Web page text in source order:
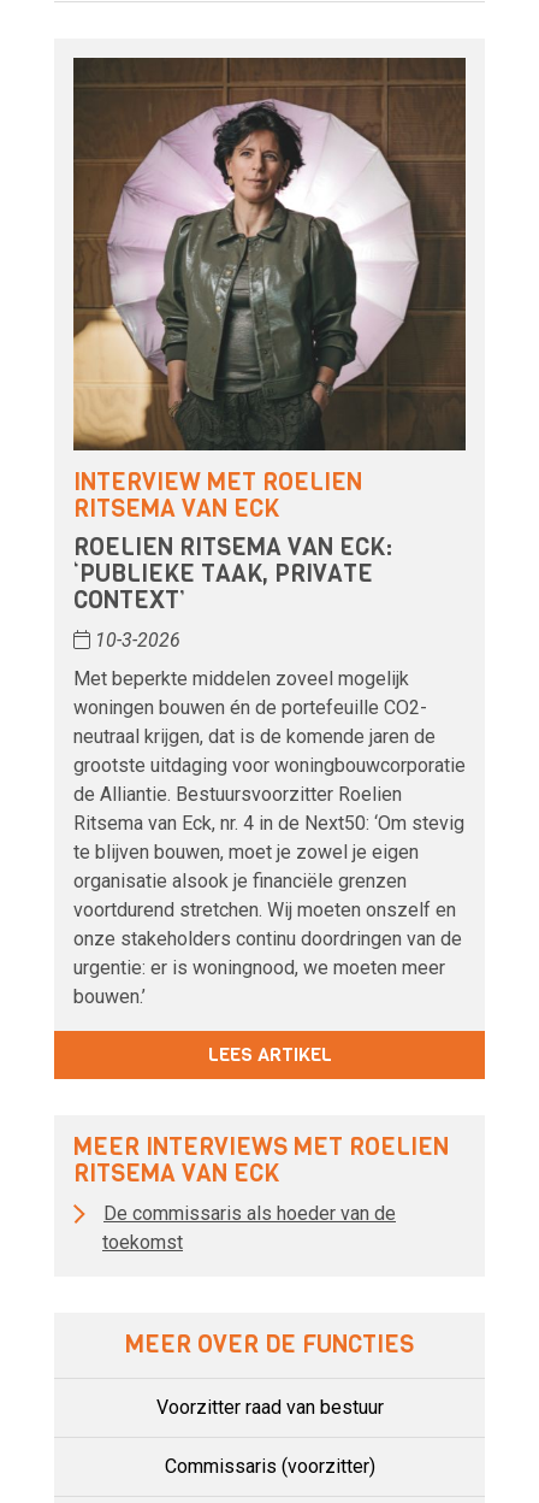
INTERVIEW MET ROELIEN
RITSEMA VAN ECK
ROELIEN RITSEMA VAN ECK:
‘PUBLIEKE TAAK, PRIVATE
CONTEXT’
10-3-2026
Met beperkte middelen zoveel mogelijk
woningen bouwen én de portefeuille CO2-
neutraal krijgen, dat is de komende jaren de
grootste uitdaging voor woningbouwcorporatie
de Alliantie. Bestuursvoorzitter Roelien
Ritsema van Eck, nr. 4 in de Next50: ‘Om stevig
te blijven bouwen, moet je zowel je eigen
organisatie alsook je financiële grenzen
voortdurend stretchen. Wij moeten onszelf en
onze stakeholders continu doordringen van de
urgentie: er is woningnood, we moeten meer
bouwen.’
LEES ARTIKEL
MEER INTERVIEWS MET ROELIEN
RITSEMA VAN ECK
De commissaris als hoeder van de
toekomst
MEER OVER DE FUNCTIES
Voorzitter raad van bestuur
Commissaris (voorzitter)